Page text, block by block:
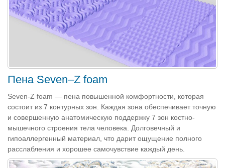
Пена Seven–Z foam
Seven-Z foam — пена повышенной комфортности, которая
состоит из 7 контурных зон. Каждая зона обеспечивает точную
и совершенную анатомическую поддержку 7 зон костно-
мышечного строения тела человека. Долговечный и
гипоаллергенный материал, что дарит ощущение полного
расслабления и хорошее самочувствие каждый день.